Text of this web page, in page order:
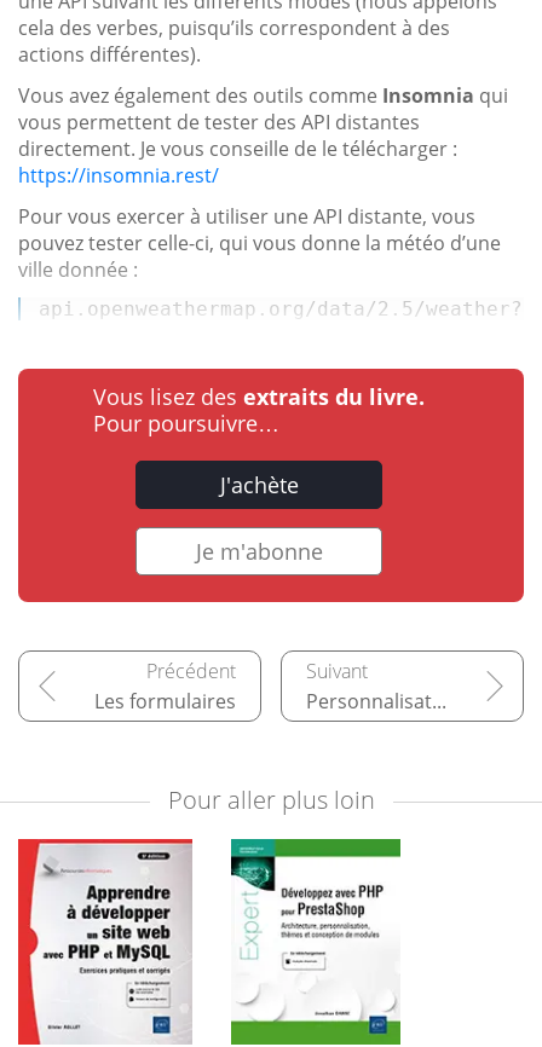
cela des verbes, puisqu’ils correspondent à des
actions différentes).
Vous avez également des outils comme Insomnia qui
vous permettent de tester des API distantes
directement. Je vous conseille de le télécharger :
https://insomnia.rest/
Pour vous exercer à utiliser une API distante, vous
pouvez tester celle-ci, qui vous donne la météo d’une
ville donnée :
api.openweathermap.org/data/2.5/
Vous lisez des extraits du livre.
Pour poursuivre…
J'achète
Je m'abonne
Les formulaires Personnalisation des pages d’erreurs
Pour aller plus loin